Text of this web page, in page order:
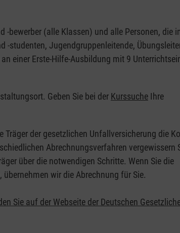
-bewerber (alle Klassen) und alle Personen, die
-studenten, Jugendgruppenleitende,
einer Erste-Hilfe-Ausbildung mit 9
Geben Sie bei der Kurssuche Ihre
der gesetzlichen Unfallversicherung die
Abrechnungsverfahren vergewissern
über die notwendigen Schritte. Wenn Sie die
wir die Abrechnung für Sie.
Sie auf der Webseite der Deutschen